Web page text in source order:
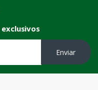
exclusivos
Enviar